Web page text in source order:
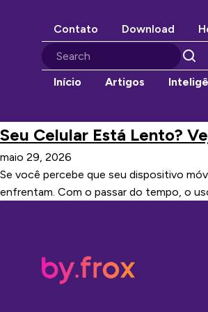
Contato Download
Início
Artigos
Seu Celular Está Lento?
maio 29, 2026
Se você percebe que seu dispositivo
enfrentam. Com o passar do tempo, o